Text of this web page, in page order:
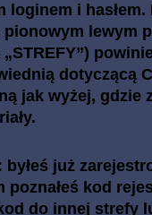
loginem i hasłem.
lewym
„STREFY”)
dotyczącą
jak wyżej, gdzie
już
poznałeś kod
do innej strefy